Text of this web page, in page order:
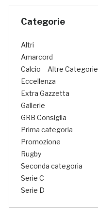
Categorie
Altri
Amarcord
Calcio – Altre Categorie
Eccellenza
Extra Gazzetta
Gallerie
GRB Consiglia
Prima categoria
Promozione
Rugby
Seconda categoria
Serie C
Serie D